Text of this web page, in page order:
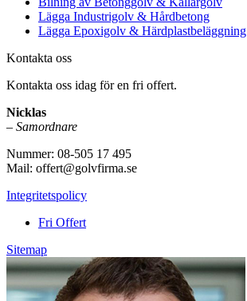
Lägga Industrigolv & Hårdbetong
Lägga Epoxigolv & Härdplastbeläggning
Kontakta oss
Kontakta oss idag för en fri offert.
Nicklas
– Samordnare
Nummer: 08-505 17 495
Mail: offert@golvfirma.se
Integritetspolicy
Fri Offert
Sitemap